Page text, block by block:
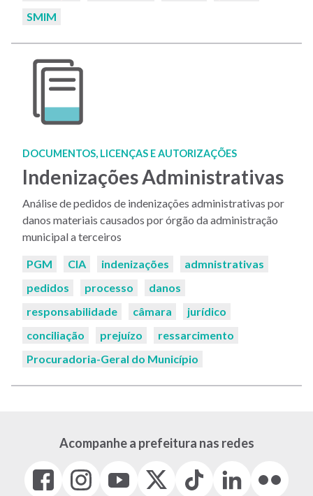
SMIM
DOCUMENTOS, LICENÇAS E AUTORIZAÇÕES
Indenizações Administrativas
Análise de pedidos de indenizações administrativas por
danos materiais causados por órgão da administração
municipal a terceiros
Palavras-
PGM CIA indenizações
admnistrativas
pedidos
processo
danos
responsabilidade
câmara
jurídico
conciliação
prejuízo
ressarcimento
Procuradoria-Geral do Município
Acompanhe a prefeitura nas redes
Facebook
(link
Instagram
(link
(link
(Antigo
Tiktok
(link
LinkedIn
(link
(link